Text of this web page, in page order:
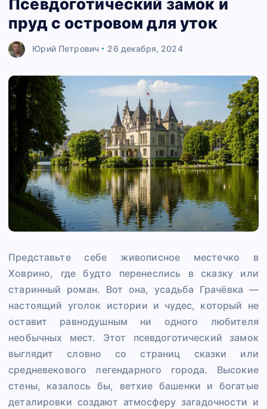
пруд с островом для уток
Юрий Петрович 26 декабря, 2024
Представьте себе живописное местечко в
Ховрино, где будто перенеслись в сказку или
старинный роман. Вот она, усадьба Грачёвка —
настоящий уголок истории и чудес, который не
оставит равнодушным ни одного любителя
необычных мест. Этот псевдоготический замок
выглядит словно со страниц сказки или
средневекового легендарного города. Высокие
стены, казалось бы, ветхие башенки и богатые
деталировки создают атмосферу загадочности и